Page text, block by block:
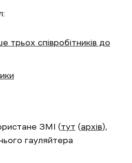
трьох співробітників до
ЗМІ (тут (архів),
гауляйтера